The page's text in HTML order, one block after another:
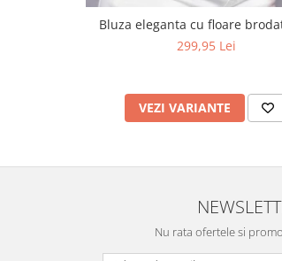
Bluza eleganta cu floare
299,95 Lei
VEZI VARIANTE
Nu rata ofertele si